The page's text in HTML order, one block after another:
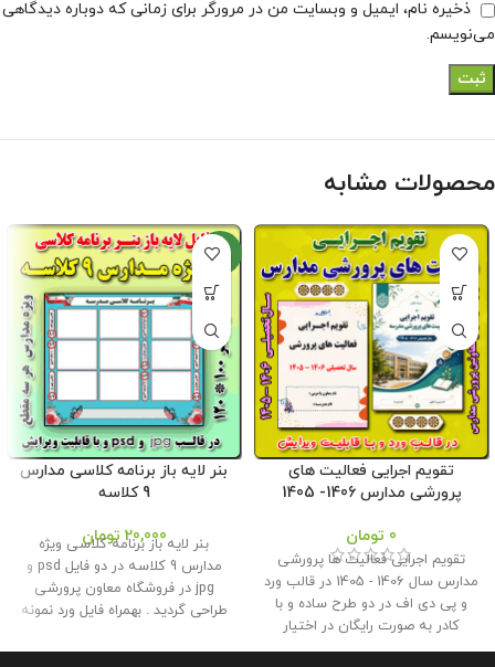
ذخیره نام، ایمیل و وبسایت من در مرورگر برای زمانی که دوباره دیدگاهی
می‌نویسم.
محصولات مشابه
تقویم اجرایی فعالیت های
پرورشی مدارس 1406- 1405
0 تومان
تقویم اجرایی فعالیت ها پرورشی
مدارس سال 1406 - 1405 در قالب ورد
و پی دی اف در دو طرح ساده و با
کادر به صورت رایگان در اختیار
همکاران قرار گرفته است . طراح :
جدید
بنر لایه باز برنامه کلاسی مدارس
9 کلاسه
20,000 تومان
بنر لایه باز برنامه کلاسی ویژه
مدارس 9 کلاسه در دو فایل psd و
jpg در فروشگاه معاون پرورشی
طراحی گردید . بهمراه فایل ورد نمونه
کاغذ . حجم فايل : 27 مگابايت اندازه